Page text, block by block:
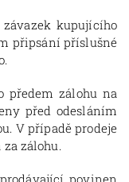
kupujícího
připsání příslušné
předem zálohu na
před odesláním
V případě prodeje
zálohu.
povinen